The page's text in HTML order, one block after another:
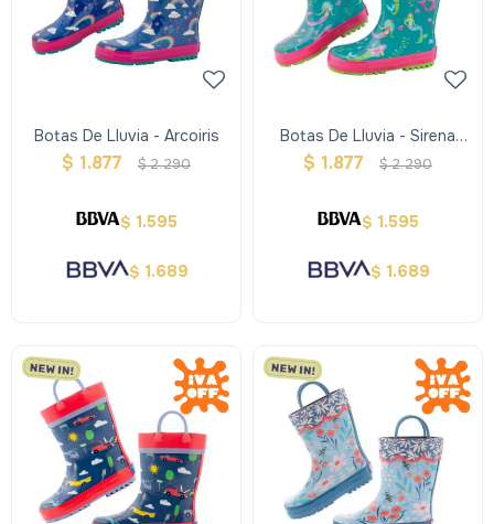
Botas De Lluvia - Arcoiris
$ 1.877 $2.290
$ 1.595
$ 1.689
Botas De Lluvia - Sirena
Verde
$ 1.877 $2.290
$ 1.595
$ 1.689